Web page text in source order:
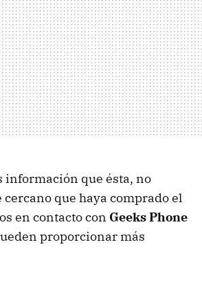
información que ésta, no
que haya comprado el
en contacto con Geeks Phone
proporcionar más